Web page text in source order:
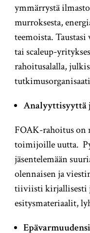
ymmärrystä
murroksesta,
teemoista.
tai scaleup-
rahoitusalalla,
Analyyttisyyttä
FOAK-rahoitus on
toimijoille uutta.
jäsentelemään
olennaisen ja
tiiviisti kirjallisesti
esitysmateriaalit,